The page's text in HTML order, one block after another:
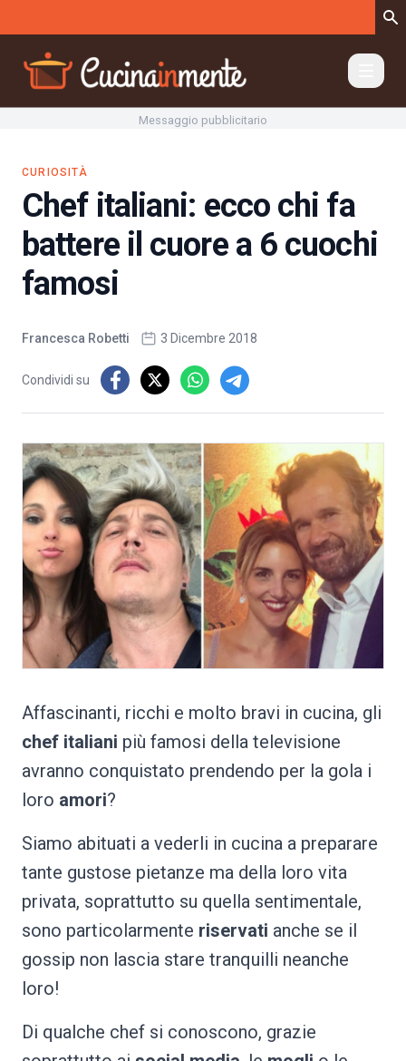
Messaggio pubblicitario
CURIOSITÀ
Chef italiani: ecco chi fa
battere il cuore a 6 cuochi
famosi
Francesca Robetti 3 Dicembre 2018
Condividi su
Affascinanti, ricchi e molto bravi in cucina, gli
chef italiani più famosi della televisione
avranno conquistato prendendo per la gola i
loro amori?
Siamo abituati a vederli in cucina a preparare
tante gustose pietanze ma della loro vita
privata, soprattutto su quella sentimentale,
sono particolarmente riservati anche se il
gossip non lascia stare tranquilli neanche
loro!
Di qualche chef si conoscono, grazie